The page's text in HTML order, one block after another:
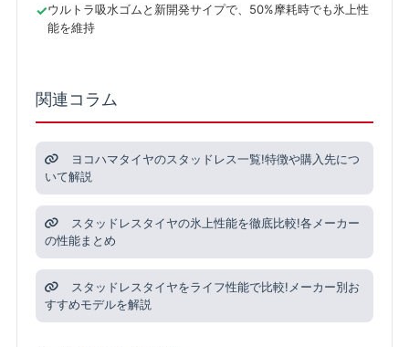
ウルトラ吸水ゴムと新開発サイプで、50%摩耗時でも氷上性
能を維持
関連コラム
ヨコハマタイヤのスタッドレス一覧!特徴や購入先につ
いて解説
スタッドレスタイヤの氷上性能を徹底比較!各メーカー
の性能まとめ
スタッドレスタイヤをライフ性能で比較!メーカー別お
すすめモデルを解説